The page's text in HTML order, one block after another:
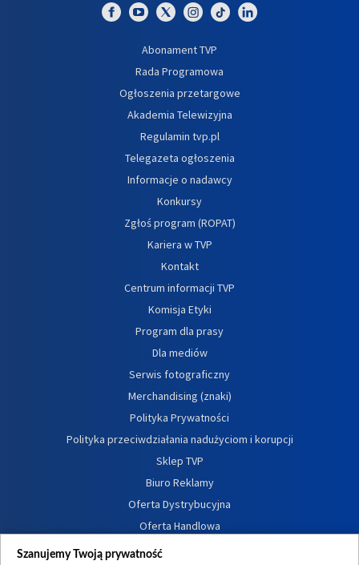
Abonament TVP
Rada Programowa
Ogłoszenia przetargowe
Akademia Telewizyjna
Regulamin tvp.pl
Telegazeta ogłoszenia
Informacje o nadawcy
Konkursy
Zgłoś program (ROPAT)
Kariera w TVP
Kontakt
Centrum informacji TVP
Komisja Etyki
Program dla prasy
Dla mediów
Serwis fotograficzny
Merchandising (znaki)
Polityka Prywatności
Polityka przeciwdziałania nadużyciom i korupcji
Sklep TVP
Biuro Reklamy
Oferta Dystrybucyjna
Oferta Handlowa
Dostępność
Szanujemy Twoją prywatność